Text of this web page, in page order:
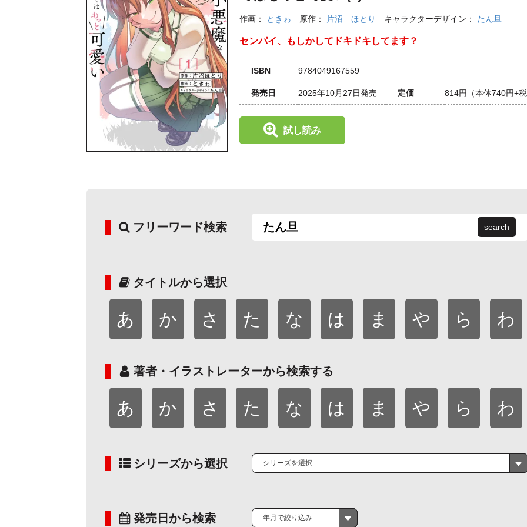
作画： ときゎ 原作： 片沼 ほとり キャラクターデザイン： たん旦
センパイ、もしかしてドキドキしてます？
ISBN 9784049167559
発売日 2025年10月27日発売 定価 814円 （本体740円+
試し読み
フリーワード検索 search
タイトルから選択
あ か さ た な は ま や ら わ
著者・イラストレーターから検索する
あ か さ た な は ま や ら わ
シリーズから選択 シリーズを選択
発売日から検索 年月で絞り込み